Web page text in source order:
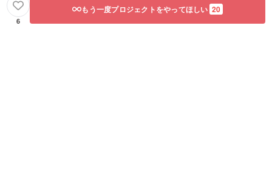
6
もう一度プロジェクトをやってほしい 20